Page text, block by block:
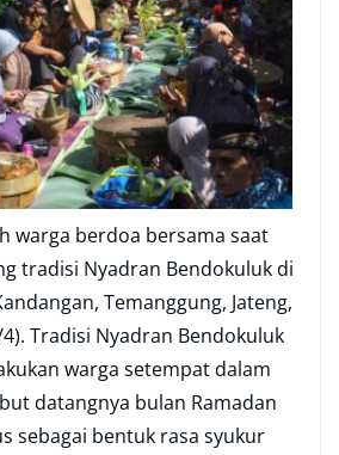
warga berdoa bersama saat
tradisi Nyadran Bendokuluk di
Temanggung, Jateng,
4). Tradisi Nyadran Bendokuluk
warga setempat dalam
datangnya bulan Ramadan
sebagai bentuk rasa syukur